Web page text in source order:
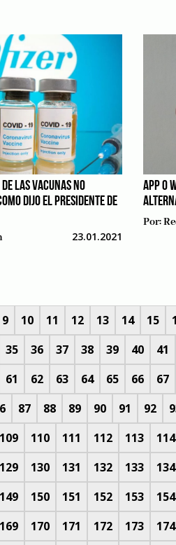
LAS VACUNAS NO
DIJO EL PRESIDENTE DE
23.01.2021
APP O
Por:
9 10 11 12 13 14 15
35 36 37 38 39 40 41
61 62 63 64 65 66 67
87 88 89 90 91 92
109 110 111 112 113 114
129 130 131 132 133 134
149 150 151 152 153 154
169 170 171 172 173 174